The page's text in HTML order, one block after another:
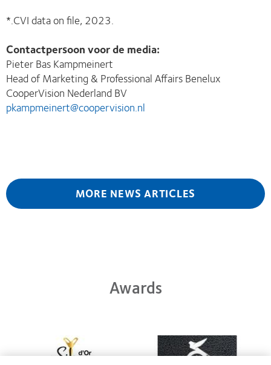
*.CVI data on file, 2023.
Contactpersoon voor de media:
Pieter Bas Kampmeinert
Head of Marketing & Professional Affairs Benelux
CooperVision Nederland BV
pkampmeinert@coopervision.nl
MORE NEWS ARTICLES
Awards
more
Learn
more